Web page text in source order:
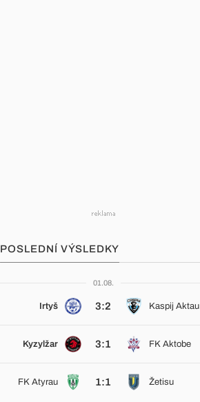
POSLEDNÍ VÝSLEDKY
01.08.
Irtyš 3:2 Kaspij Aktau
Kyzylžar 3:1 FK Aktobe
FK Atyrau 1:1 Žetisu